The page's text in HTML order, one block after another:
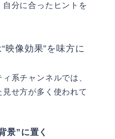
分に合ったヒントを
映像効果”を味方に
系チャンネルでは、
せ方が多く使われて
景”に置く